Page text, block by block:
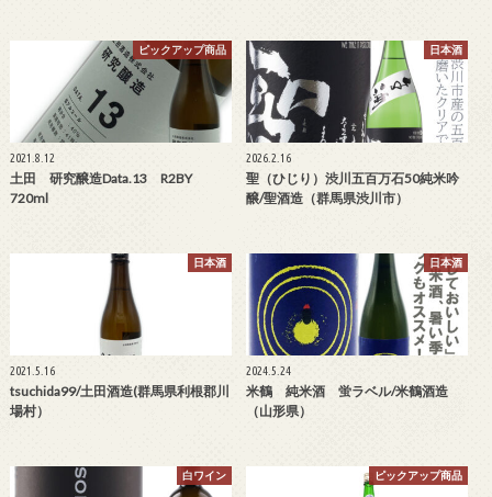
ピックアップ商品
2021.8.12
土田 研究醸造Data.13 R2BY
720ml
日本酒
2026.2.16
聖（ひじり）渋川五百万石50純米吟
醸/聖酒造（群馬県渋川市）
日本酒
2021.5.16
tsuchida99/土田酒造(群馬県利根郡川
場村）
日本酒
2024.5.24
米鶴 純米酒 蛍ラベル/米鶴酒造
（山形県）
白ワイン ピックアップ商品